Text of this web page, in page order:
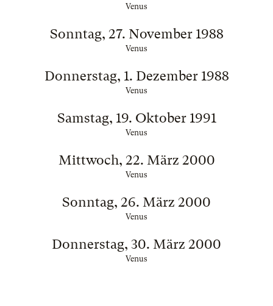
Venus
Sonntag, 27. November 1988
Venus
Donnerstag, 1. Dezember 1988
Venus
Samstag, 19. Oktober 1991
Venus
Mittwoch, 22. März 2000
Venus
Sonntag, 26. März 2000
Venus
Donnerstag, 30. März 2000
Venus